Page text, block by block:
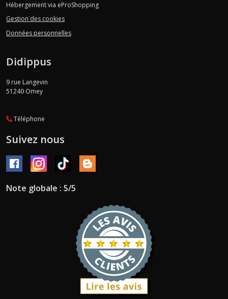
Hébergement via eProShopping
Gestion des cookies
Données personnelles
Didippus
9 rue Langevin
51240 Omey
Téléphone
Suivez nous
Note globale : 5/5